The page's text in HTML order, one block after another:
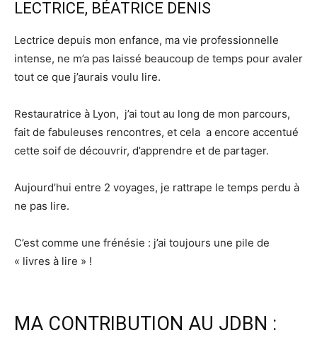
LECTRICE, BÉATRICE DENIS
Lectrice depuis mon enfance, ma vie professionnelle
intense, ne m’a pas laissé beaucoup de temps pour avaler
tout ce que j’aurais voulu lire.
Restauratrice à Lyon, j’ai tout au long de mon parcours,
fait de fabuleuses rencontres, et cela a encore accentué
cette soif de découvrir, d’apprendre et de partager.
Aujourd’hui entre 2 voyages, je rattrape le temps perdu à
ne pas lire.
C’est comme une frénésie : j’ai toujours une pile de
« livres à lire » !
MA CONTRIBUTION AU JDBN :